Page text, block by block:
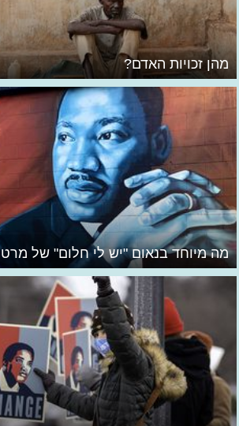
מהן זכויות האדם?
מה מיוחד בנאום "יש לי חלום" של